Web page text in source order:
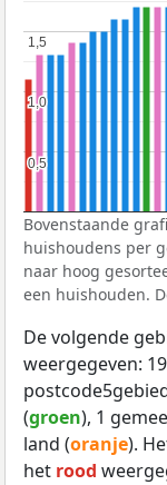
0,5
0,5
1,0
1,0
1,5
1,5
Bovenstaande
huishoudens per
naar hoog
een huishouden.
De volgende
weergegeven:
(groen), 1
land (oranje).
het rood